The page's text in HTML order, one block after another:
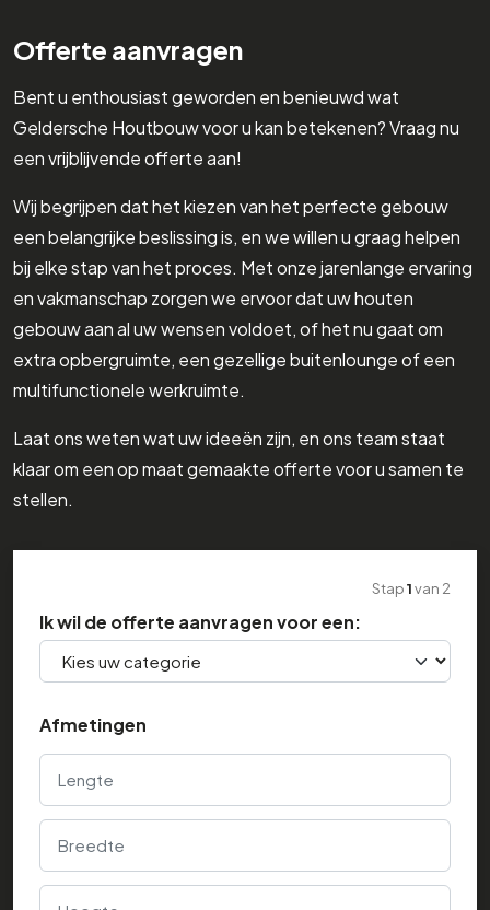
Offerte aanvragen
Bent u enthousiast geworden en benieuwd wat
Geldersche Houtbouw voor u kan betekenen? Vraag nu
een vrijblijvende offerte aan!
Wij begrijpen dat het kiezen van het perfecte gebouw
een belangrijke beslissing is, en we willen u graag helpen
bij elke stap van het proces. Met onze jarenlange ervaring
en vakmanschap zorgen we ervoor dat uw houten
gebouw aan al uw wensen voldoet, of het nu gaat om
extra opbergruimte, een gezellige buitenlounge of een
multifunctionele werkruimte.
Laat ons weten wat uw ideeën zijn, en ons team staat
klaar om een op maat gemaakte offerte voor u samen te
stellen.
Stap1van 2
Ik wil de offerte aanvragen voor een:
Afmetingen
Lengte
Breedte
Hoogte